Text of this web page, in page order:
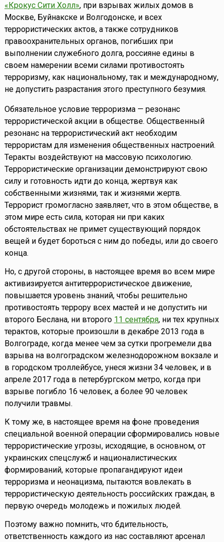
«Крокус Сити Холл», при взрывах жилых домов в
Москве, Буйнакске и Волгодонске, и всех
террористических актов, а также сотрудников
правоохранительных органов, погибших при
выполнении служебного долга, россияне едины в
своем намерении всеми силами противостоять
терроризму, как национальному, так и международному,
не допустить разрастания этого преступного безумия.
Обязательное условие терроризма — резонанс
террористической акции в обществе. Общественный
резонанс на террористический акт необходим
террористам для изменения общественных настроений.
Теракты воздействуют на массовую психологию.
Террористические организации демонстрируют свою
силу и готовность идти до конца, жертвуя как
собственными жизнями, так и жизнями жертв.
Террорист громогласно заявляет, что в этом обществе, в
этом мире есть сила, которая ни при каких
обстоятельствах не примет существующий порядок
вещей и будет бороться с ним до победы, или до своего
конца.
Но, с другой стороны, в настоящее время во всем мире
активизируется антитеррористическое движение,
повышается уровень знаний, чтобы решительно
противостоять террору всех мастей и не допустить ни
второго Беслана, ни второго 11 сентября, ни тех крупных
терактов, которые произошли в декабре 2013 года в
Волгограде, когда менее чем за сутки прогремели два
взрыва на волгоградском железнодорожном вокзале и
в городском троллейбусе, унеся жизни 34 человек, и в
апреле 2017 года в петербургском метро, когда при
взрыве погибло 16 человек, а более 90 человек
получили травмы.
К тому же, в настоящее время на фоне проведения
специальной военной операции сформировались новые
террористические угрозы, исходящие, в основном, от
украинских спецслужб и националистических
формирований, которые пропагандируют идеи
терроризма и неонацизма, пытаются вовлекать в
террористическую деятельность российских граждан, в
первую очередь молодежь и пожилых людей.
Поэтому важно помнить, что бдительность,
ответственность каждого из нас составляют арсенал